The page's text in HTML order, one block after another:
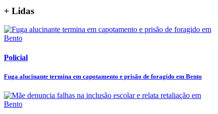
+ Lidas
Policial
Fuga alucinante termina em capotamento e prisão de foragido em Bento